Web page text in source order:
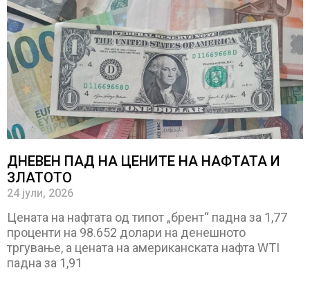
ДНЕВЕН ПАД НА ЦЕНИТЕ НА НАФТАТА И
ЗЛАТОТО
24 јули, 2026
Цената на нафтата од типот „брент“ падна за 1,77
проценти на 98.652 долари на денешното
тргување, а цената на американската нафта WTI
падна за 1,91